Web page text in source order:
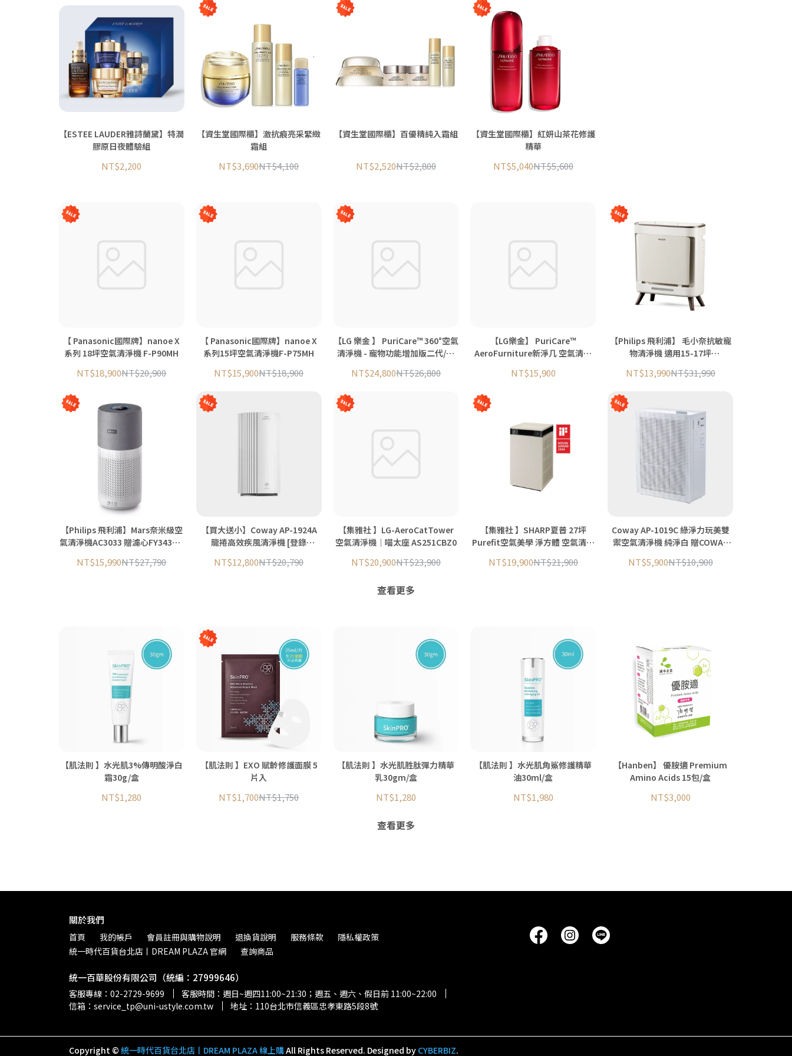
【ESTEE LAUDER雅詩蘭黛】特潤
膠原日夜體驗組
NT$2,200
【資生堂國際櫃】激抗痕亮采緊緻
霜組
NT$3,690NT$4,100
【資生堂國際櫃】百優精純入霜組
NT$2,520NT$2,800
【資生堂國際櫃】紅妍山茶花修護
精華
NT$5,040NT$5,600
【 Panasonic國際牌】nanoe X
系列 18坪空氣清淨機 F-P90MH
NT$18,900NT$20,900
【 Panasonic國際牌】nanoe X
系列15坪空氣清淨機F-P75MH
NT$15,900NT$18,900
【LG 樂金 】 PuriCare™ 360°空氣
清淨機 - 寵物功能增加版二代/建
NT$24,800NT$26,800
【LG樂金】 PuriCare™
AeroFurniture新淨几 空氣清淨
NT$15,900
【Philips 飛利浦】 毛小奈抗敏寵
物清淨機 適用15-17坪
NT$13,990NT$31,990
【Philips 飛利浦】Mars奈米級空
氣清淨機AC3033 贈濾心FY3430 1
NT$15,990NT$27,790
【買大送小】Coway AP-1924A
龍捲高效疾風清淨機 [登錄
後開始陸續寄出)
NT$12,800NT$20,790
【集雅社 】LG-AeroCatTower
空氣清淨機｜喵太座 AS251CBZ0
NT$20,900NT$23,900
【集雅社 】SHARP夏普 27坪
Purefit空氣美學 淨方體 空氣清淨
NT$19,900NT$21,900
Coway AP-1019C 綠淨力玩美雙
禦空氣清淨機 純淨白 贈COWAY
NT$5,900NT$10,900
查看更多
【肌法則 】水光肌3%傳明酸淨白
霜30g/盒
NT$1,280
【肌法則 】EXO 賦齡修護面膜 5
片入
NT$1,700NT$1,750
【肌法則 】水光肌胜肽彈力精華
乳30gm/盒
NT$1,280
【肌法則 】水光肌角鯊修護精華
油30ml/盒
NT$1,980
【Hanben】 優胺適 Premium
Amino Acids 15包/盒
NT$3,000
查看更多
關於我們
首頁 我的帳戶 會員註冊與購物說明 退換貨說明 服務條款
隱私權政策
統一時代百貨台北店丨DREAM PLAZA 官網
查詢商品
統一百華股份有限公司（統編：27999646）
客服專線：02-2729-9699
客服時間：週日~週四11:00~21:30；週五、週六、假日前 11:00~22:00
信箱：service_tp@uni-ustyle.com.tw
地址：110台北市信義區忠孝東路5段8號
Copyright © 統一時代百貨台北店丨DREAM PLAZA 線上購All Rights Reserved. Designed by CYBERBIZ.